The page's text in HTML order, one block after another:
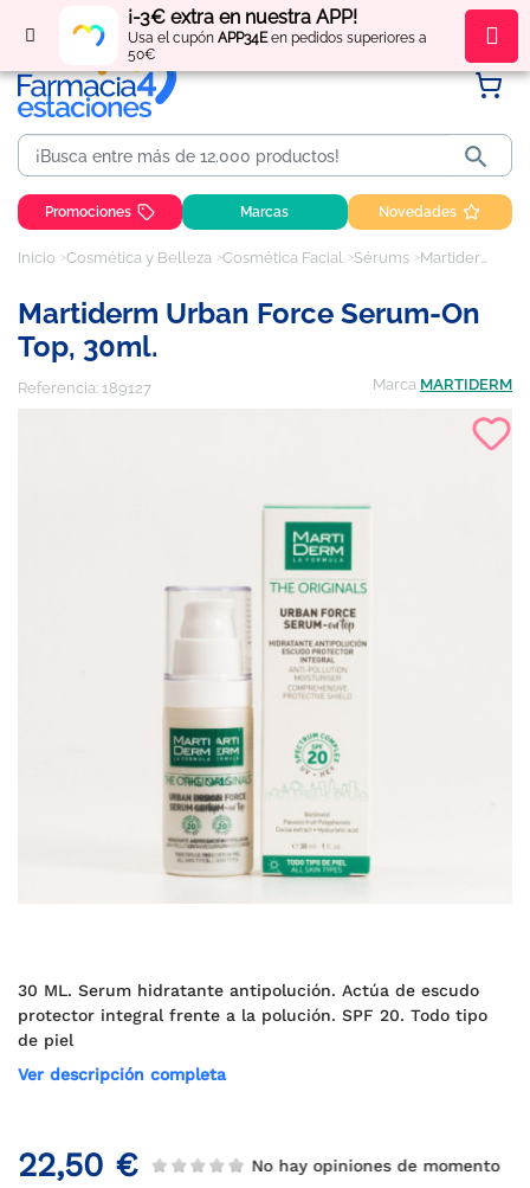
¡-3€ extra en nuestra APP!
Usa el cupón APP34Een pedidos superiores a
50€
Regístratey obténpuntos por tus compras

Promociones Marcas Novedades
Inicio Cosmética y Belleza Cosmética Facial Sérums Martiderm Urban Force Serum-on top, 30ml.
Martiderm Urban Force Serum-On
Top, 30ml.
Referencia: 189127 Marca MARTIDERM
30 ML. Serum hidratante antipolución. Actúa de escudo
protector integral frente a la polución. SPF 20. Todo tipo
de piel
Ver descripción completa
22,50 € No hay opiniones de momento